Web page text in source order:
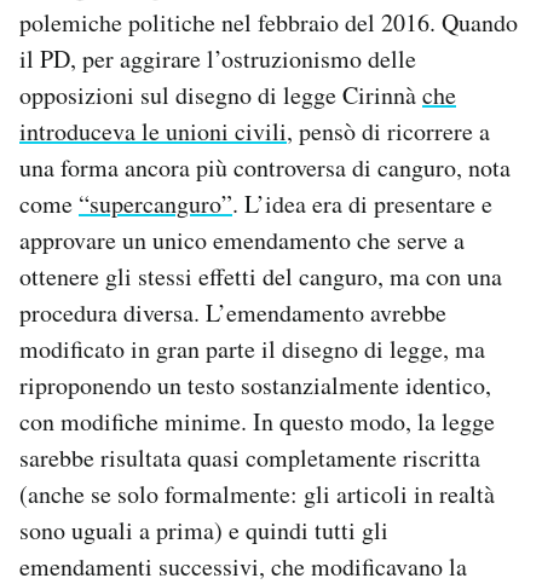
polemiche politiche nel febbraio del 2016. Quando
il PD, per aggirare l’ostruzionismo delle
opposizioni sul disegno di legge Cirinnàche
introduceva le unioni civili, pensò di ricorrere a
una forma ancora più controversa di canguro, nota
come “supercanguro”. L’idea era di presentare e
approvare un unico emendamento che serve a
ottenere gli stessi effetti del canguro, ma con una
procedura diversa. L’emendamento avrebbe
modificato in gran parte il disegno di legge, ma
riproponendo un testo sostanzialmente identico,
con modifiche minime. In questo modo, la legge
sarebbe risultata quasi completamente riscritta
(anche se solo formalmente: gli articoli in realtà
sono uguali a prima) e quindi tutti gli
emendamenti successivi, che modificavano la